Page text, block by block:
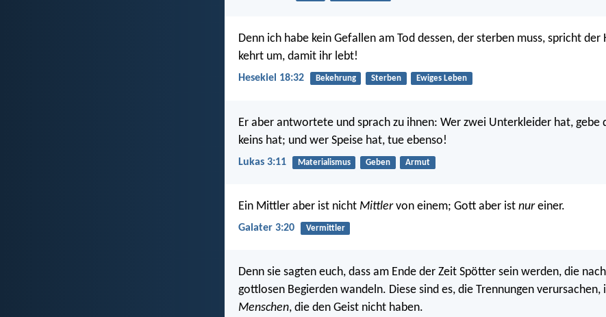
Denn ich habe kein Gefallen am Tod dessen, der sterben muss, spricht der
kehrt um, damit ihr lebt!
Hesekiel 18:32 Bekehrung Sterben Ewiges Leben
Er aber antwortete und sprach zu ihnen: Wer zwei Unterkleider hat, gebe
keins hat; und wer Speise hat, tue ebenso!
Lukas 3:11 Materialismus Geben Armut
Ein Mittler aber ist nicht Mittlervon einem; Gott aber ist nureiner.
Galater 3:20 Vermittler
Denn sie sagten euch, dass am Ende der Zeit Spötter sein werden, die
gottlosen Begierden wandeln. Diese sind es, die Trennungen verursachen,
Menschen, die den Geist nicht haben.